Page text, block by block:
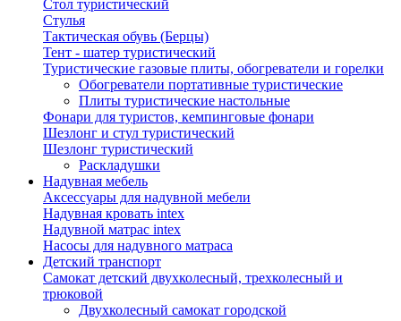
Стол туристический
Стулья
Тактическая обувь (Берцы)
Тент - шатер туристический
Туристические газовые плиты, обогреватели и горелки
Обогреватели портативные туристические
Плиты туристические настольные
Фонари для туристов, кемпинговые фонари
Шезлонг и стул туристический
Шезлонг туристический
Раскладушки
Надувная мебель
Аксессуары для надувной мебели
Надувная кровать intex
Надувной матрас intex
Насосы для надувного матраса
Детский транспорт
Самокат детский двухколесный, трехколесный и
трюковой
Двухколесный самокат городской